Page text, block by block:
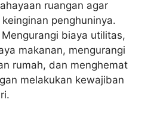
ruangan agar
penghuninya.
biaya utilitas,
makanan, mengurangi
rumah, dan menghemat
melakukan kewajiban